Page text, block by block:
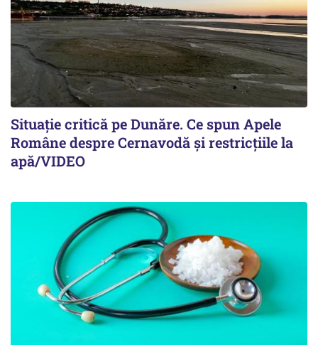
Situație critică pe Dunăre. Ce spun Apele
Române despre Cernavodă și restricțiile la
apă/VIDEO